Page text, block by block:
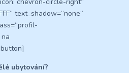
text_shadow=“none“
ubytování?